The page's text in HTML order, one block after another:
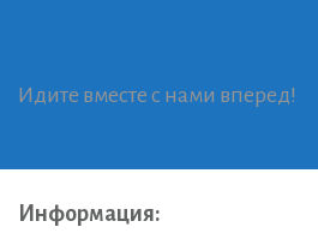
Идите вместе с нами вперед!
Информация: